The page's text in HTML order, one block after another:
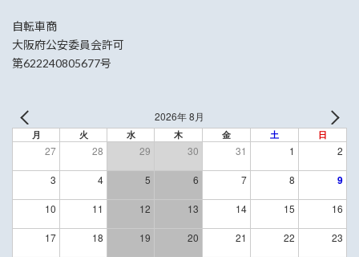
自転車商
大阪府公安委員会許可
第622240805677号
2026年 8月
月 火 水 木 金 土 日
27 28 29 30 31 1 2
3 4 5 6 7 8 9
10 11 12 13 14 15 16
17 18 19 20 21 22 23